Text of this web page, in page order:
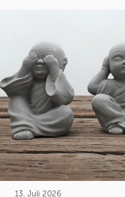
13. Juli 2026